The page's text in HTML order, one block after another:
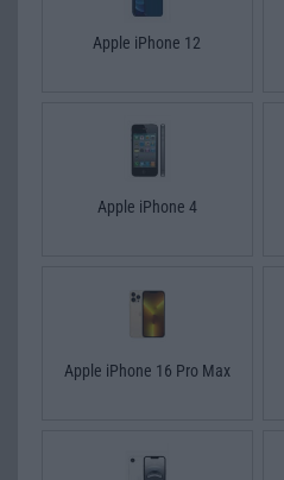
Apple iPhone 12
Apple iPhone 4
Apple iPhone 16 Pro Max